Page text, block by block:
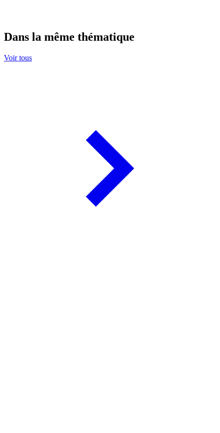
Dans la même thématique
Voir tous